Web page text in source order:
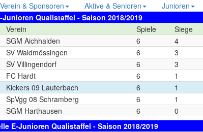
Verein & Sponsoren Aktive & Senioren Junioren
Junioren Qualistaffel - Saison 2018/2019
Verein Spiele Siege
SGM Aichhalden 6 4
SV Waldmössingen 6 3
SV Villingendorf 6 3
FC Hardt 6 1
Kickers 09 Lauterbach 6 1
SpVgg 08 Schramberg 6 1
SGM Harthausen 6 0
E-Junioren Qualistaffel - Saison 2018/2019